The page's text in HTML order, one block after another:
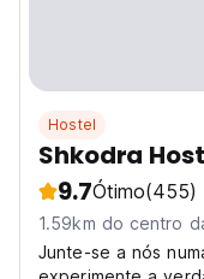
Hostel
Shkodra
9.7Ótimo(455)
1.59km do centro
Junte-se a nós